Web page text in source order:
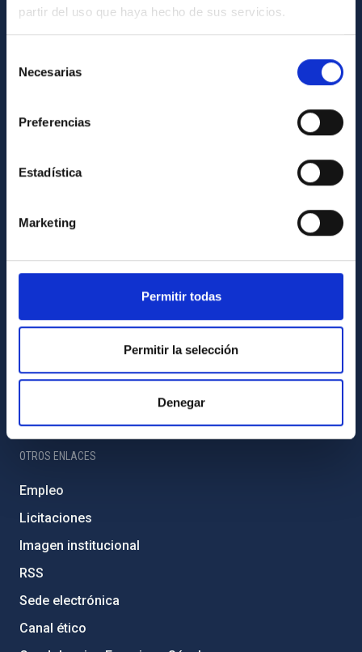
partir del uso que haya hecho de sus servicios.
Necesarias
Preferencias
Estadística
Marketing
Permitir todas
Permitir la selección
Denegar
Transparencia
Código ético y política antifraude
Igualdad y diversidad de género
Medio Ambiente y Sostenibilidad
Financiación externa
Amigos del IAC
PORTAL DEL IAC
Políticas de privacidad
Política de cookies
OTROS ENLACES
Empleo
Licitaciones
Imagen institucional
RSS
Sede electrónica
Canal ético